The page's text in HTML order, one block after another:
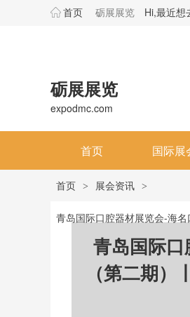
首页 砺展展览 Hi,最近想
砺展展览
expodmc.com
首页 国际展
首页 > 展会资讯 >
青岛国际口腔器材展览会-海
青岛国际
（第二期